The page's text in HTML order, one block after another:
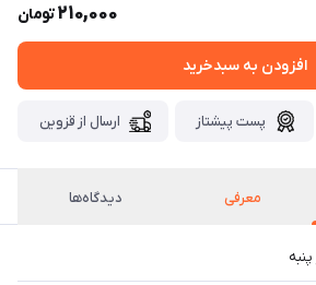
210,000تومان
افزودن به سبدخرید
پست پیشتاز ارسال از قزوین
معرفی دیدگاه‌ها